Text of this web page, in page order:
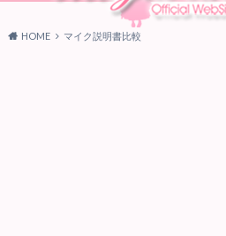
HOME マイク説明書比較